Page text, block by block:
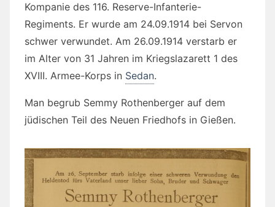
Kompanie des 116. Reserve-Infanterie-
Regiments. Er wurde am 24.09.1914 bei Servon
schwer verwundet. Am 26.09.1914 verstarb er
im Alter von 31 Jahren im Kriegslazarett 1 des
XVIII. Armee-Korps in Sedan.
Man begrub Semmy Rothenberger auf dem
jüdischen Teil des Neuen Friedhofs in Gießen.